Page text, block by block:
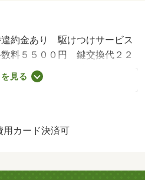
約金あり 駆けつけサービス
料５５００円 鍵交換代２２
０円／２年・賃貸保証等：加
額保証料１．５％）・ネット
見る
用カード決済可